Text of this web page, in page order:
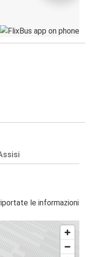
le informazioni